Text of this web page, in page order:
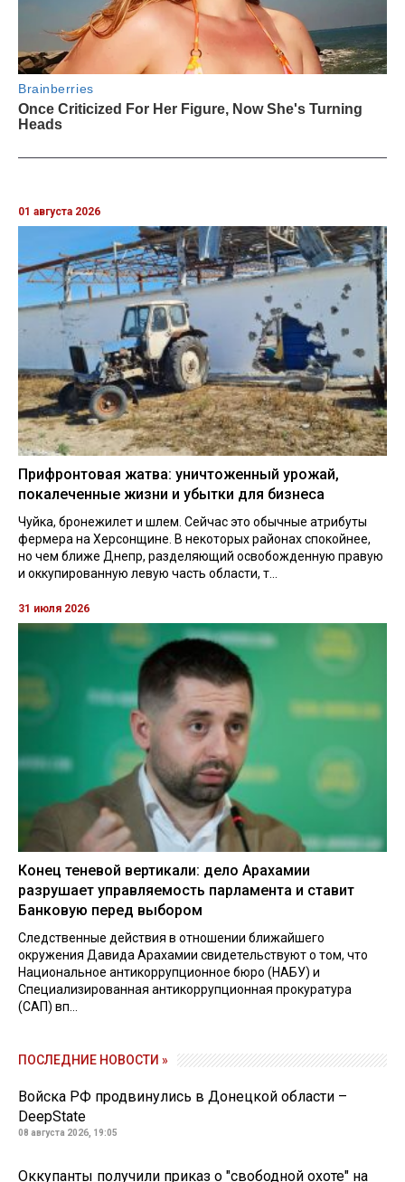
01 августа 2026
Прифронтовая жатва: уничтоженный урожай,
покалеченные жизни и убытки для бизнеса
Чуйка, бронежилет и шлем. Сейчас это обычные атрибуты
фермера на Херсонщине. В некоторых районах спокойнее,
но чем ближе Днепр, разделяющий освобожденную правую
и оккупированную левую часть области, т...
31 июля 2026
Конец теневой вертикали: дело Арахамии
разрушает управляемость парламента и ставит
Банковую перед выбором
Следственные действия в отношении ближайшего
окружения Давида Арахамии свидетельствуют о том, что
Национальное антикоррупционное бюро (НАБУ) и
Специализированная антикоррупционная прокуратура
(САП) вп...
ПОСЛЕДНИЕ НОВОСТИ »
Войска РФ продвинулись в Донецкой области –
DeepState
08 августа 2026, 19:05
Оккупанты получили приказ о "свободной охоте" на